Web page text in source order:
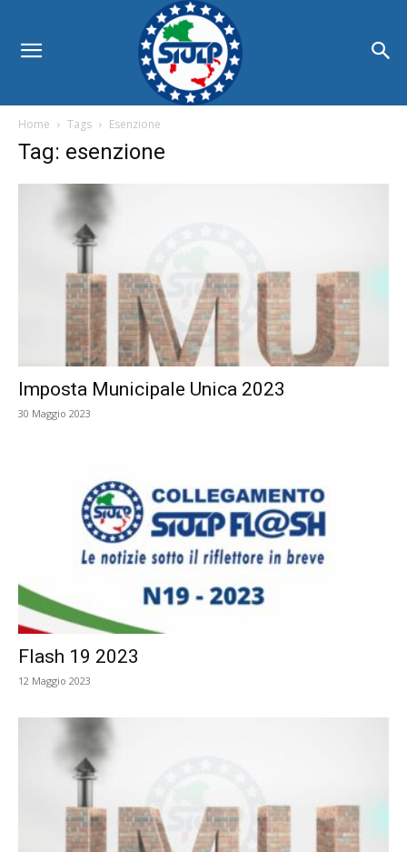
Home Tags Esenzione
Tag: esenzione
Imposta Municipale Unica 2023
30 Maggio 2023
Flash 19 2023
12 Maggio 2023